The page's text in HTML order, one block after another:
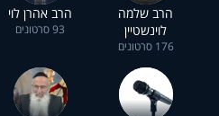
הרב שלמה
לוינשטיין
176 סרטונים
הרב אהרן לוי
93 סרטונים